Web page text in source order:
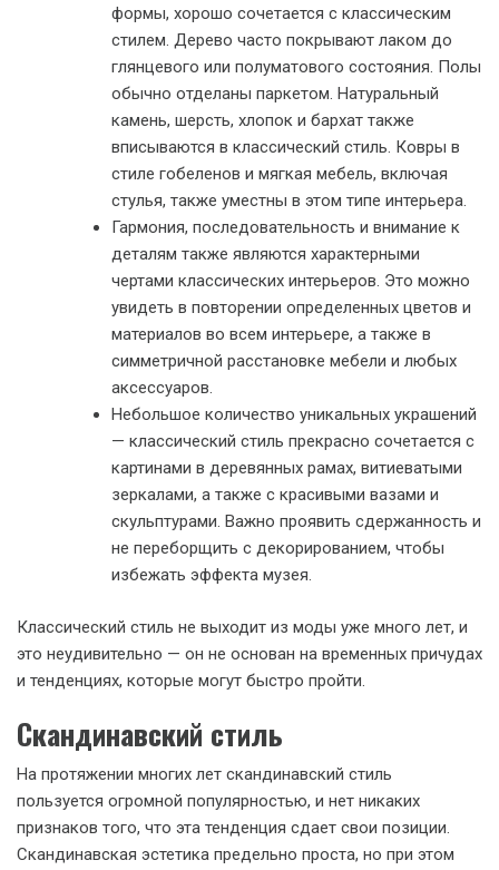
формы, хорошо сочетается с классическим
стилем. Дерево часто покрывают лаком до
глянцевого или полуматового состояния. Полы
обычно отделаны паркетом. Натуральный
камень, шерсть, хлопок и бархат также
вписываются в классический стиль. Ковры в
стиле гобеленов и мягкая мебель, включая
стулья, также уместны в этом типе интерьера.
Гармония, последовательность и внимание к
деталям также являются характерными
чертами классических интерьеров. Это можно
увидеть в повторении определенных цветов и
материалов во всем интерьере, а также в
симметричной расстановке мебели и любых
аксессуаров.
Небольшое количество уникальных украшений
— классический стиль прекрасно сочетается с
картинами в деревянных рамах, витиеватыми
зеркалами, а также с красивыми вазами и
скульптурами. Важно проявить сдержанность и
не переборщить с декорированием, чтобы
избежать эффекта музея.
Классический стиль не выходит из моды уже много лет, и
это неудивительно — он не основан на временных причудах
и тенденциях, которые могут быстро пройти.
Скандинавский стиль
На протяжении многих лет скандинавский стиль
пользуется огромной популярностью, и нет никаких
признаков того, что эта тенденция сдает свои позиции.
Скандинавская эстетика предельно проста, но при этом